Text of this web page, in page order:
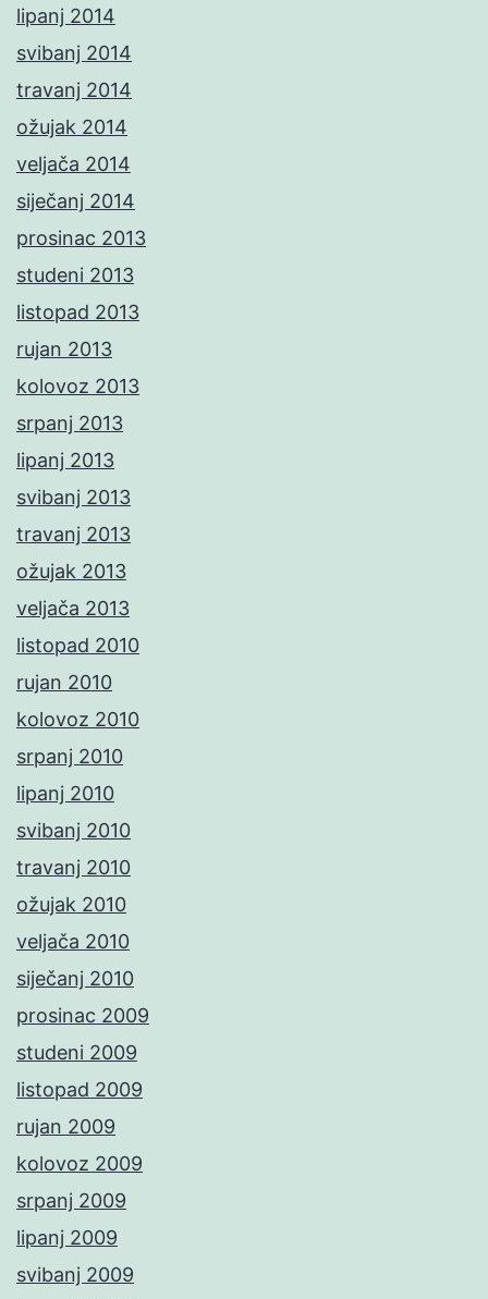
lipanj 2014
svibanj 2014
travanj 2014
ožujak 2014
veljača 2014
siječanj 2014
prosinac 2013
studeni 2013
listopad 2013
rujan 2013
kolovoz 2013
srpanj 2013
lipanj 2013
svibanj 2013
travanj 2013
ožujak 2013
veljača 2013
listopad 2010
rujan 2010
kolovoz 2010
srpanj 2010
lipanj 2010
svibanj 2010
travanj 2010
ožujak 2010
veljača 2010
siječanj 2010
prosinac 2009
studeni 2009
listopad 2009
rujan 2009
kolovoz 2009
srpanj 2009
lipanj 2009
svibanj 2009